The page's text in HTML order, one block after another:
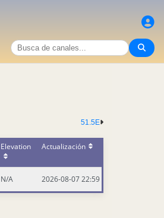
51.5E
Elevation Actualización
N/A 2026-08-07 22:59